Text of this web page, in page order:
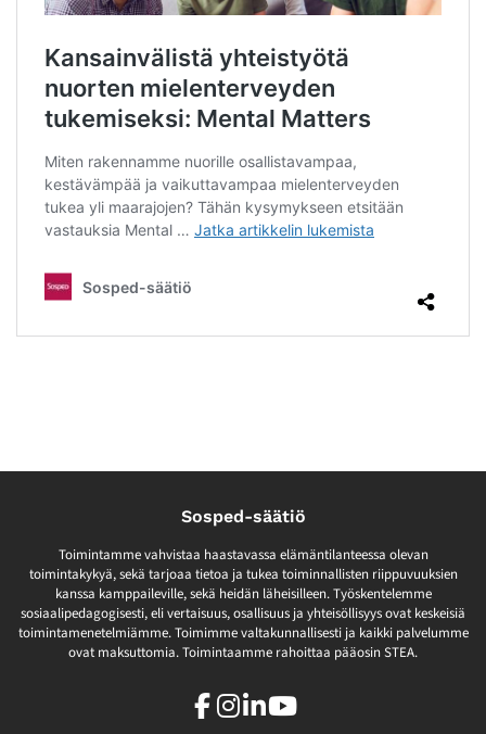
Sosped-säätiö
Toimintamme vahvistaa haastavassa elämäntilanteessa olevan
toimintakykyä, sekä tarjoaa tietoa ja tukea toiminnallisten riippuvuuksien
kanssa kamppaileville, sekä heidän läheisilleen. Työskentelemme
sosiaalipedagogisesti, eli vertaisuus, osallisuus ja yhteisöllisyys ovat keskeisiä
toimintamenetelmiämme. Toimimme valtakunnallisesti ja kaikki palvelumme
ovat maksuttomia. Toimintaamme rahoittaa pääosin STEA.
Facebook
Instagram
LinkedInYoutube